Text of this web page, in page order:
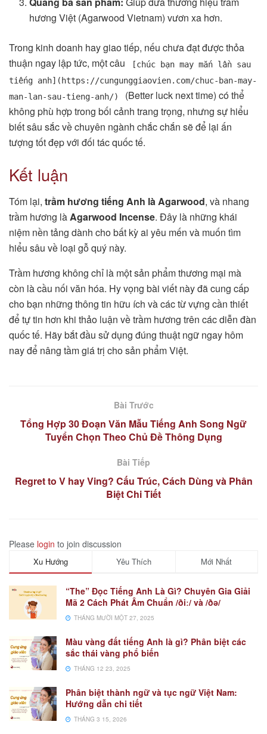
hương Việt (Agarwood Vietnam) vươn xa hơn.
Trong kinh doanh hay giao tiếp, nếu chưa đạt được thỏa
thuận ngay lập tức, một câu
[chúc bạn may mắn lần sau
tiếng anh](https://cungunggiaovien.com/chuc-ban-may-
man-lan-sau-tieng-anh/)
(Better luck next time) có thể
không phù hợp trong bối cảnh trang trọng, nhưng sự hiểu
biết sâu sắc về chuyên ngành chắc chắn sẽ để lại ấn
tượng tốt đẹp với đối tác quốc tế.
Kết luận
Tóm lại, trầm hương tiếng Anh là Agarwood, và nhang
trầm hương làAgarwood Incense. Đây là những khái
niệm nền tảng dành cho bất kỳ ai yêu mến và muốn tìm
hiểu sâu về loại gỗ quý này.
Trầm hương không chỉ là một sản phẩm thương mại mà
còn là cầu nối văn hóa. Hy vọng bài viết này đã cung cấp
cho bạn những thông tin hữu ích và các từ vựng cần thiết
để tự tin hơn khi thảo luận về trầm hương trên các diễn đàn
quốc tế. Hãy bắt đầu sử dụng đúng thuật ngữ ngay hôm
nay để nâng tầm giá trị cho sản phẩm Việt.
Bài Trước
Tổng Hợp 30 Đoạn Văn Mẫu Tiếng Anh Song Ngữ
Tuyển Chọn Theo Chủ Đề Thông Dụng
Bài Tiếp
Regret to V hay Ving? Cấu Trúc, Cách Dùng và Phân
Biệt Chi Tiết
Please login to join discussion
Xu Hướng Yêu Thích Mới Nhất
“The” Đọc Tiếng Anh Là Gì? Chuyên Gia Giải
Mã 2 Cách Phát Âm Chuẩn /ðiː/ và /ðə/
THÁNG MƯỜI MỘT 27, 2025
Màu vàng đất tiếng Anh là gì? Phân biệt các
sắc thái vàng phổ biến
THÁNG 12 23, 2025
Phân biệt thành ngữ và tục ngữ Việt Nam:
Hướng dẫn chi tiết
THÁNG 3 15, 2026